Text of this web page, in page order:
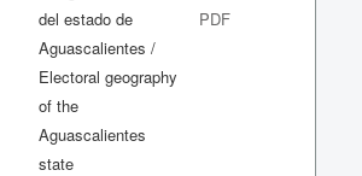
del estado de
Aguascalientes /
Electoral geography
of the
Aguascalientes
state
PDF